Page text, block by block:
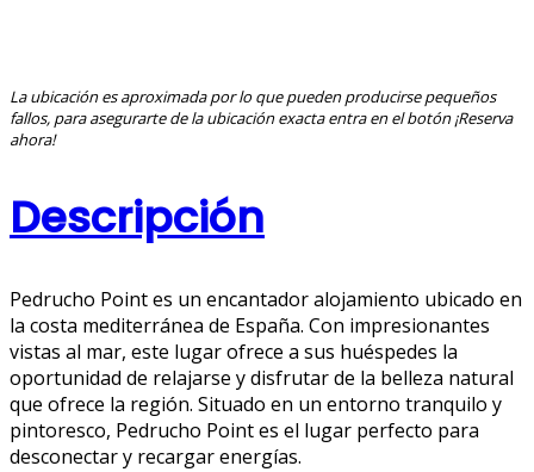
La ubicación es aproximada por lo que pueden producirse pequeños
fallos, para asegurarte de la ubicación exacta entra en el botón ¡Reserva
ahora!
Descripción
Pedrucho Point es un encantador alojamiento ubicado en
la costa mediterránea de España. Con impresionantes
vistas al mar, este lugar ofrece a sus huéspedes la
oportunidad de relajarse y disfrutar de la belleza natural
que ofrece la región. Situado en un entorno tranquilo y
pintoresco, Pedrucho Point es el lugar perfecto para
desconectar y recargar energías.